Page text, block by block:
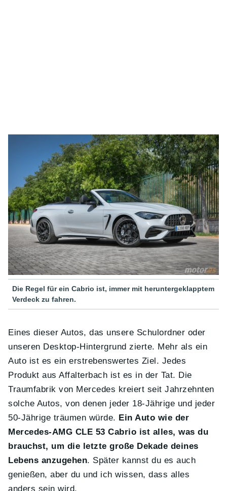
Die Regel für ein Cabrio ist, immer mit heruntergeklapptem
Verdeck zu fahren.
Eines dieser Autos, das unsere Schulordner oder
unseren Desktop-Hintergrund zierte. Mehr als ein
Auto ist es ein erstrebenswertes Ziel. Jedes
Produkt aus Affalterbach ist es in der Tat. Die
Traumfabrik von Mercedes kreiert seit Jahrzehnten
solche Autos, von denen jeder 18-Jährige und jeder
50-Jährige träumen würde. Ein Auto wie der
Mercedes-AMG CLE 53 Cabrio ist alles, was du
brauchst, um die letzte große Dekade deines
Lebens anzugehen. Später kannst du es auch
genießen, aber du und ich wissen, dass alles
anders sein wird.